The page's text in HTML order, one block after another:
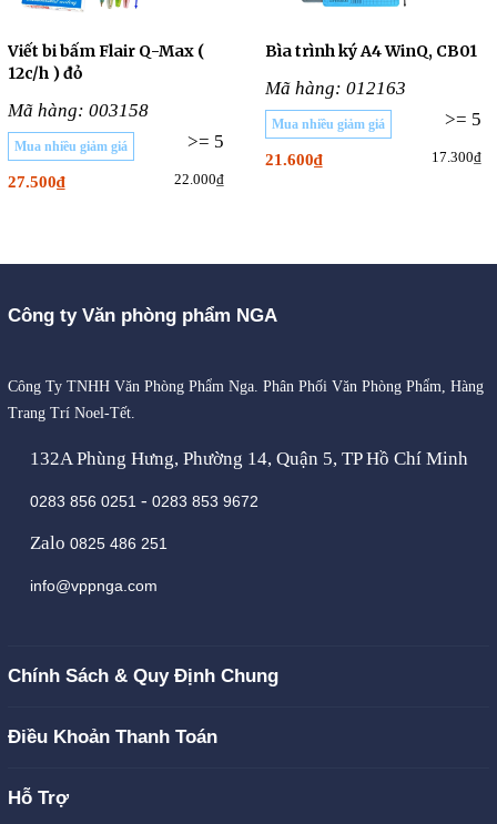
Viết bi bấm Flair Q-Max (
12c/h ) đỏ
Mã hàng: 003158
>= 5
Mua nhiều giảm giá
27.500₫ 22.000₫
Bìa trình ký A4 WinQ, CB01
Mã hàng: 012163
>= 5
Mua nhiều giảm giá
21.600₫ 17.300₫
Công ty Văn phòng phẩm NGA
Công Ty TNHH Văn Phòng Phẩm Nga. Phân Phối Văn Phòng Phẩm, Hàng
Trang Trí Noel-Tết.
132A Phùng Hưng, Phường 14, Quận 5, TP Hồ Chí Minh
0283 856 0251 - 0283 853 9672
Zalo 0825 486 251
info@vppnga.com
Chính Sách & Quy Định Chung
Điều Khoản Thanh Toán
Hỗ Trợ